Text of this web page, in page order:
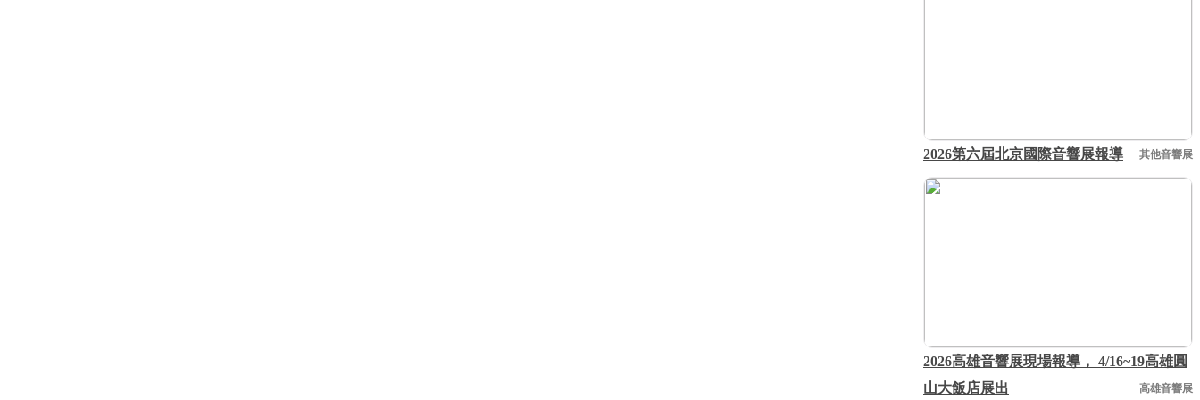
2026第六屆北京國際音響展報導 其他音響展
2026高雄音響展現場報導， 4/16~19高雄圓
山大飯店展出
高雄音響展